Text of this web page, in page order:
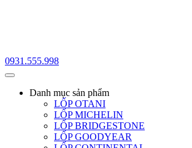
0931.555.998
Danh mục sản phẩm
LỐP OTANI
LỐP MICHELIN
LỐP BRIDGESTONE
LỐP GOODYEAR